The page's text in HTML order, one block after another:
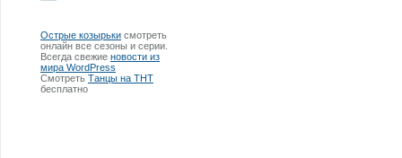
Острые козырьки смотреть
онлайн все сезоны и серии.
Всегда свежие новости из
мира WordPress
Смотреть Танцы на ТНТ
бесплатно